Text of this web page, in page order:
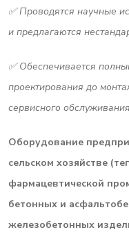
✅ Проводятся научные
и предлагаются
✅ Обеспечивается
проектирования до
сервисного
Оборудование
сельском хозяйстве
фармацевтической
бетонных и
железобетонных